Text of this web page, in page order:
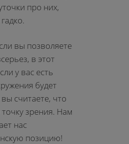
про них,
вы позволяете
в этот
у вас есть
будет
считаете, что
зрения. Нам
нас
позицию!